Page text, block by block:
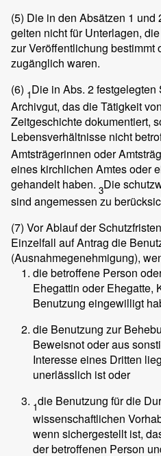
(5) Die in den Absätzen 1 und
gelten nicht für Unterlagen,
zur Veröffentlichung bestimmt
zugänglich waren.
(6) 1Die in Abs. 2
Archivgut, das die Tätigkeit
Zeitgeschichte dokumentiert,
Lebensverhältnisse nicht
Amtsträgerinnen oder
eines kirchlichen Amtes oder
gehandelt haben. 3Die
sind angemessen zu
(7) Vor Ablauf der
Einzelfall auf Antrag die
(Ausnahmegenehmigung),
die betroffene Person
Ehegattin oder Ehegatte,
Benutzung eingewilligt
die Benutzung zur
Beweisnot oder aus
Interesse eines Dritten
unerlässlich ist oder
1die Benutzung für die
wissenschaftlichen
wenn sichergestellt ist,
der betroffenen Person